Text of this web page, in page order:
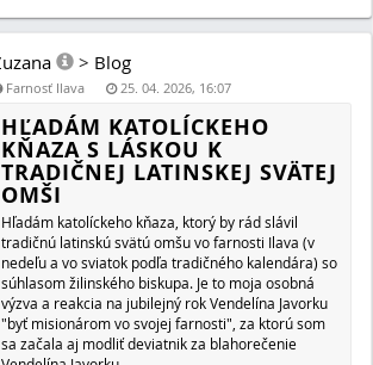
malom meste, odkiaľ som, osoby, ktoré si žijú ako
na alkohole, na drogách či všeobecne na zlom živote;
hovorí katechizmus.
Zuzana >Blog
Farnosť Ilava 25. 02. 2026, 17:06
KONTROLA VEKU NA INTERNETE
Posledné mesiace som mala možnosť zachytiť správy z
portálov, že je potrebné zaviesť na internet kontrolu
chce človek pripojiť na internet či sociálnu sieť, musí to
prostredníctvom svojho občianskeho preukazu.